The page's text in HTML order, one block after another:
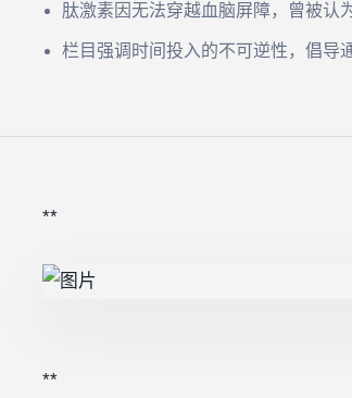
肽激素因无法穿越血脑屏障，曾被认
栏目强调时间投入的不可逆性，倡导
**
**